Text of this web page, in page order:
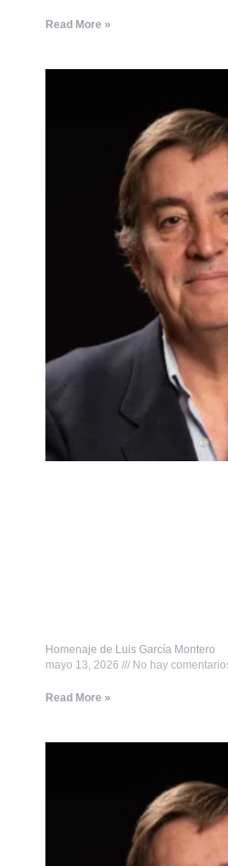
Read More »
Homenaje de Luis García Montero
mayo 13, 2026
No hay
Read More »